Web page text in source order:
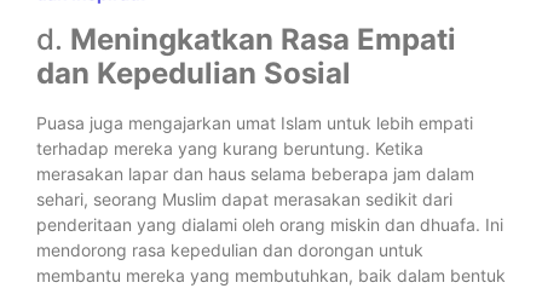
d. Meningkatkan Rasa Empati
dan Kepedulian Sosial
Puasa juga mengajarkan umat Islam untuk lebih empati
terhadap mereka yang kurang beruntung. Ketika
merasakan lapar dan haus selama beberapa jam dalam
sehari, seorang Muslim dapat merasakan sedikit dari
penderitaan yang dialami oleh orang miskin dan dhuafa. Ini
mendorong rasa kepedulian dan dorongan untuk
membantu mereka yang membutuhkan, baik dalam bentuk